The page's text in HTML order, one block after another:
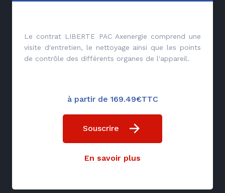
Le contrat LIBERTE PAC Axenergie comprend une
visite d'entretien, le nettoyage ainsi que les points
de contrôle des différents organes de l'appareil.
à partir de 169.49€TTC
Souscrire
En savoir plus